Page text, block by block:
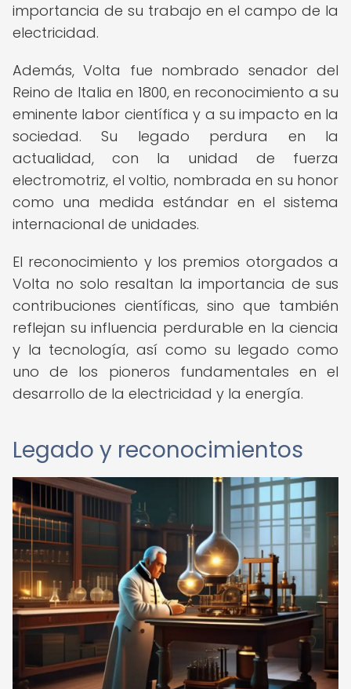
importancia de su trabajo en el campo de la
electricidad.
Además, Volta fue nombrado senador del
Reino de Italia en 1800, en reconocimiento a su
eminente labor científica y a su impacto en la
sociedad. Su legado perdura en la
actualidad, con la unidad de fuerza
electromotriz, el voltio, nombrada en su honor
como una medida estándar en el sistema
internacional de unidades.
El reconocimiento y los premios otorgados a
Volta no solo resaltan la importancia de sus
contribuciones científicas, sino que también
reflejan su influencia perdurable en la ciencia
y la tecnología, así como su legado como
uno de los pioneros fundamentales en el
desarrollo de la electricidad y la energía.
Legado y reconocimientos